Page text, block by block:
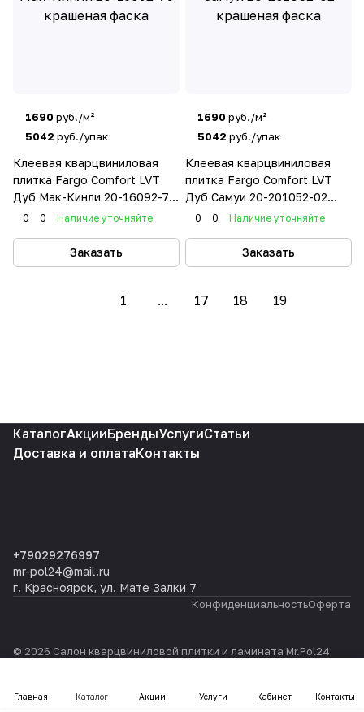
1690 руб./м²
5042 руб./упак
Клеевая кварцвиниловая
плитка Fargo Comfort LVT
Дуб Мак-Кинли 20-16092-79
крашеная фаска
0 0 Наличие уточняйте
Заказать
1690 руб./м²
5042 руб./упак
Клеевая кварцвиниловая
плитка Fargo Comfort LVT
Дуб Самуи 20-201052-02
крашеная фаска
0 0 Наличие уточняйте
Заказать
1 ... 17 18 19
Главная Каталог Акции Услуги Кабинет Контакты
КаталогАкцииБрендыУслугиСтатьи
Доставка и оплатаКонтакты
+79029276997
mr-pol24@mail.ru
г. Красноярск, ул. Мате Залки 7
КонфиденциальностьОферта
© 2026 Салон кварцвиниловой плитки и ламината Mr.Pol24